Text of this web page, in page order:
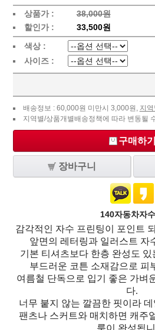
상품가 :
38,000원
할인가 :
33,500원
색상 :
사이즈 :
배송정보 : 60,000원 미만시 3,000원, 지역
지역별/상품개별배송정책에 따라 변동될
구매하기
장바구니
140자동차자
감각적인 자수 프린팅이 포인트
앞면의 레터링과 일러스트 자
기본 티셔츠보다 한층 완성도
부드러운 코튼 소재감으로 피
여름철 단독으로 입기 좋은 가벼
다.
너무 붙지 않는 깔끔한 핏이라
팬츠나 스커트와 매치하면 캐주
룩이 완성됩